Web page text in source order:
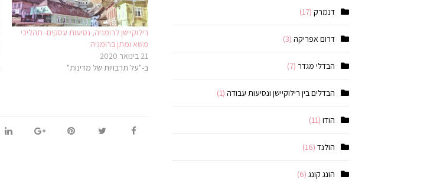
רילוקיישן לרומניה, נסיעות עסקים- תהליכי
משא ומתן ברומניה
21 בינואר 2020
ב-"על תרבויות של מדינות"
דנמרק (17)
דרום אפריקה (3)
הבדלי מגדר (7)
הבדלים בין רילוקיישן ונסיעות עבודה (1)
הודו (11)
הולנד (16)
הונג קונג (6)